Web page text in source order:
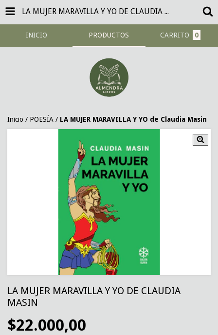
LA MUJER MARAVILLA Y YO DE CLAUDIA MASIN
INICIO PRODUCTOS CARRITO 0
Inicio / POESÍA / LA MUJER MARAVILLA Y YO de Claudia Masin
LA MUJER MARAVILLA Y YO DE CLAUDIA
MASIN
$22.000,00